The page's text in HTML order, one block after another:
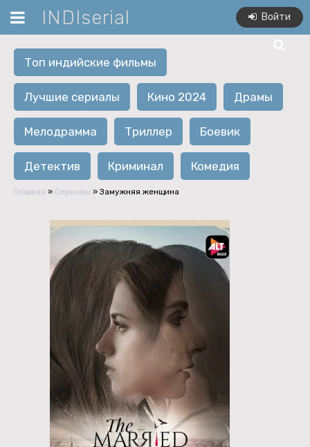
INDIserial Войти
Топ индийские фильмы
Лучшие сериалы Кино 2024 Драмы
Мелодрамма Триллер Боевик
Детектив Криминал Комедия
Главная » Сериалы » Замужняя женщина